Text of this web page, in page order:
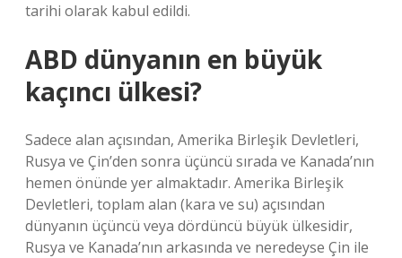
tarihi olarak kabul edildi.
ABD dünyanın en büyük
kaçıncı ülkesi?
Sadece alan açısından, Amerika Birleşik Devletleri,
Rusya ve Çin’den sonra üçüncü sırada ve Kanada’nın
hemen önünde yer almaktadır. Amerika Birleşik
Devletleri, toplam alan (kara ve su) açısından
dünyanın üçüncü veya dördüncü büyük ülkesidir,
Rusya ve Kanada’nın arkasında ve neredeyse Çin ile